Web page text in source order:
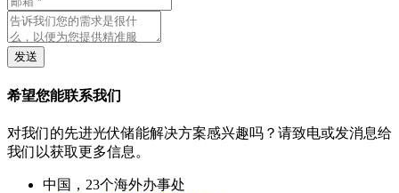
发送
希望您能联系我们
对我们的先进光伏储能解决方案感兴趣吗？请致电或发消息给
我们以获取更多信息。
中国，23个海外办事处